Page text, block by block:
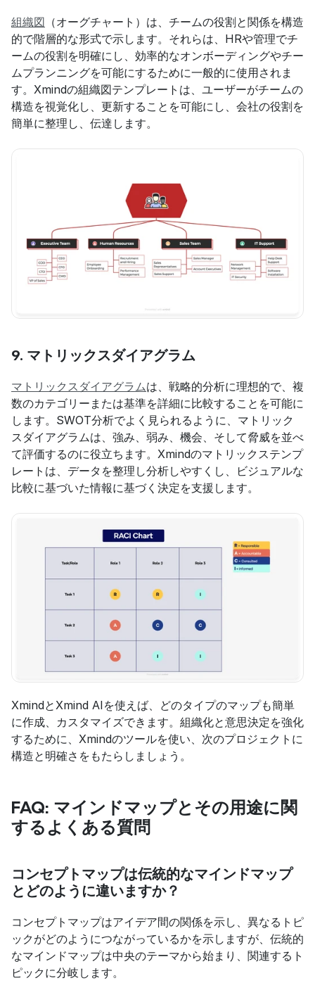
組織図 （オーグチャート）は、チームの役割と関係を構造
的で階層的な形式で示します。それらは、HRや管理でチ
ームの役割を明確にし、効率的なオンボーディングやチー
ムプランニングを可能にするために一般的に使用されま
す。Xmindの組織図テンプレートは、ユーザーがチームの
構造を視覚化し、更新することを可能にし、会社の役割を
簡単に整理し、伝達します。
9. マトリックスダイアグラム
マトリックスダイアグラムは、戦略的分析に理想的で、複
数のカテゴリーまたは基準を詳細に比較することを可能に
します。SWOT分析でよく見られるように、マトリック
スダイアグラムは、強み、弱み、機会、そして脅威を並べ
て評価するのに役立ちます。Xmindのマトリックステンプ
レートは、データを整理し分析しやすくし、ビジュアルな
比較に基づいた情報に基づく決定を支援します。
XmindとXmind AIを使えば、どのタイプのマップも簡単
に作成、カスタマイズできます。組織化と意思決定を強化
するために、Xmindのツールを使い、次のプロジェクトに
構造と明確さをもたらしましょう。
FAQ: マインドマップとその用途に関
するよくある質問
コンセプトマップは伝統的なマインドマップ
とどのように違いますか？
コンセプトマップはアイデア間の関係を示し、異なるトピ
ックがどのようにつながっているかを示しますが、伝統的
なマインドマップは中央のテーマから始まり、関連するト
ピックに分岐します。